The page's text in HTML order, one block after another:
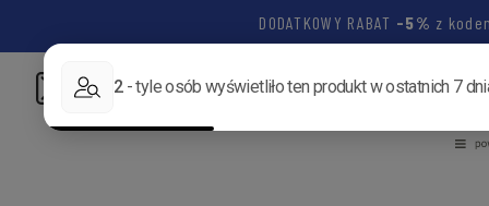
DODATKOWY RABAT -5% z
Napisz:biuro@luksusowysen.pl Zadzwoń:+48 502